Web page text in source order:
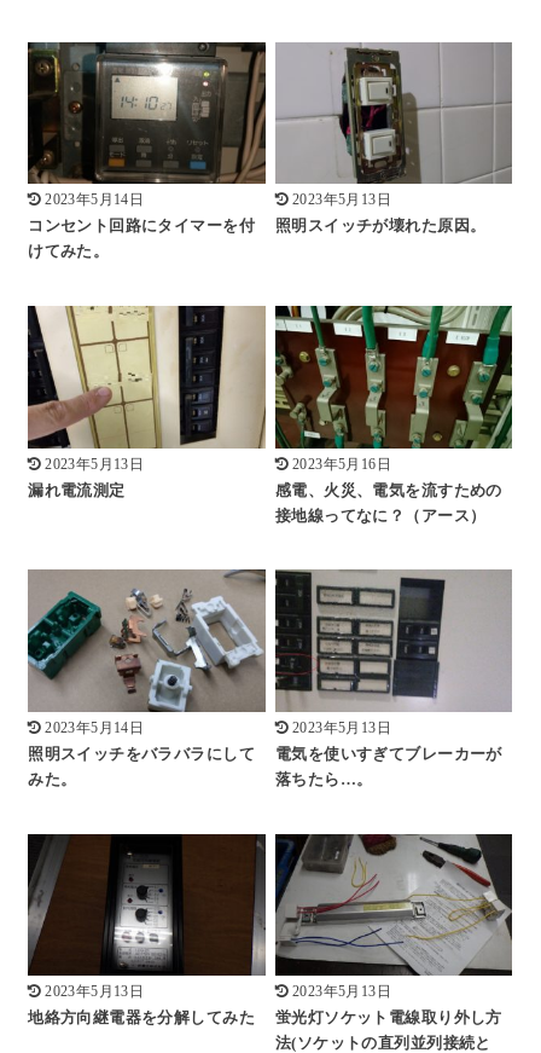
2023年5月14日
コンセント回路にタイマーを付
けてみた。
2023年5月13日
照明スイッチが壊れた原因。
2023年5月13日
漏れ電流測定
2023年5月16日
感電、火災、電気を流すための
接地線ってなに？（アース）
2023年5月14日
照明スイッチをバラバラにして
みた。
2023年5月13日
電気を使いすぎてブレーカーが
落ちたら…。
2023年5月13日
地絡方向継電器を分解してみた
2023年5月13日
蛍光灯ソケット電線取り外し方
法(ソケットの直列並列接続と